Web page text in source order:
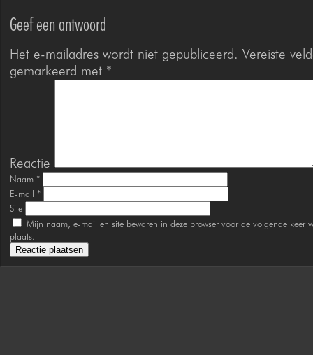
Geef een antwoord
Het e-mailadres wordt niet gepubliceerd. Vereiste
gemarkeerd met *
Reactie
Naam *
E-mail *
Site
Mijn naam, e-mail en site bewaren in deze browser voor de volgende keer
plaats.